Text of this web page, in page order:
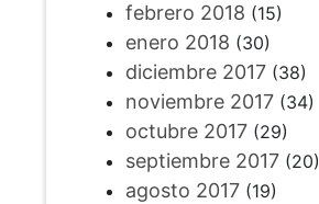
febrero 2018 (15)
enero 2018 (30)
diciembre 2017(38)
noviembre 2017(34)
octubre 2017(29)
septiembre 2017(20)
agosto 2017(19)